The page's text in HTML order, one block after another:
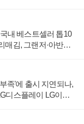
내 베스트셀러 톱10
매김, 그랜저·아반떼
족'에 출시 지연되나,
디스플레이 LG이노